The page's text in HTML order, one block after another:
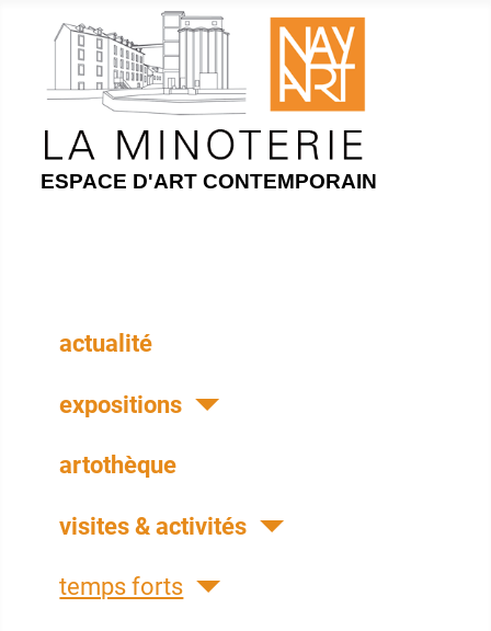
ESPACE D'ART CONTEMPORAIN
actualité
expositions
artothèque
visites & activités
temps forts